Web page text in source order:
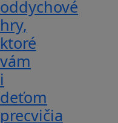
oddychové
hry,
ktoré
vám
i
deťom
precvičia